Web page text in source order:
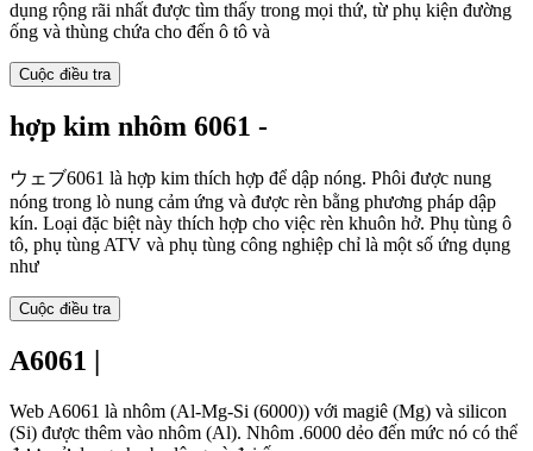
dụng rộng rãi nhất được tìm thấy trong mọi thứ, từ phụ kiện đường
ống và thùng chứa cho đến ô tô và
Cuộc điều tra
hợp kim nhôm 6061 -
ウェブ6061 là hợp kim thích hợp để dập nóng. Phôi được nung
nóng trong lò nung cảm ứng và được rèn bằng phương pháp dập
kín. Loại đặc biệt này thích hợp cho việc rèn khuôn hở. Phụ tùng ô
tô, phụ tùng ATV và phụ tùng công nghiệp chỉ là một số ứng dụng
như
Cuộc điều tra
A6061 |
Web A6061 là nhôm (Al-Mg-Si (6000)) với magiê (Mg) và silicon
(Si) được thêm vào nhôm (Al). Nhôm .6000 dẻo đến mức nó có thể